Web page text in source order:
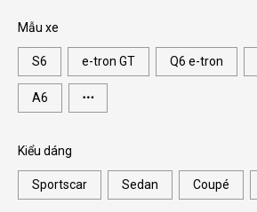
Mẫu xe
S6 e-tron GT Q6 e-tron
A6
Kiểu dáng
Sportscar Sedan Coupé